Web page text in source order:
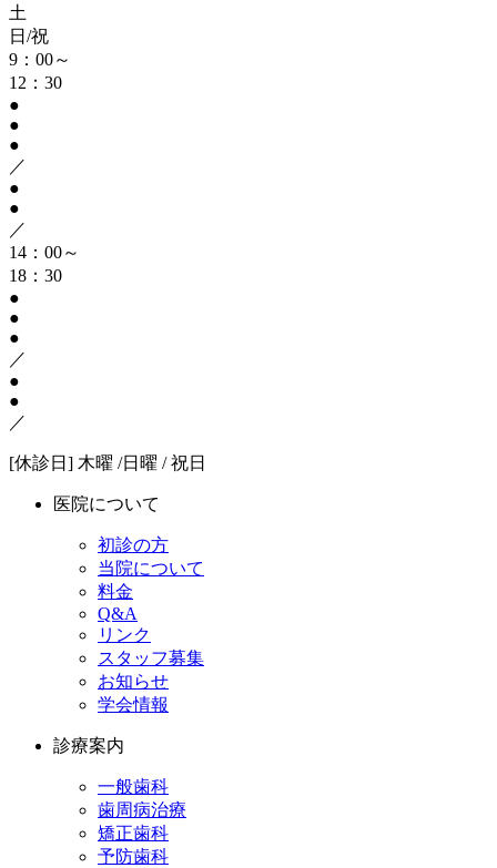
土
日/祝
9：00～
12：30
●
●
●
／
●
●
／
14：00～
18：30
●
●
●
／
●
●
／
[休診日] 木曜 /日曜 / 祝日
医院について
初診の方
当院について
料金
Q&A
リンク
スタッフ募集
お知らせ
学会情報
診療案内
一般歯科
歯周病治療
矯正歯科
予防歯科